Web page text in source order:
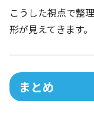
こうした視点で整
形が見えてきます。
まとめ